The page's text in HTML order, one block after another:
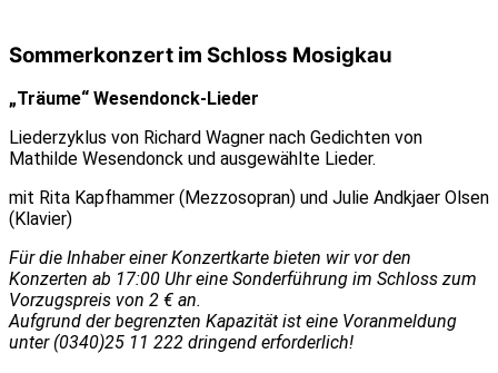
Sommerkonzert im Schloss Mosigkau
„Träume“ Wesendonck-Lieder
Liederzyklus von Richard Wagner nach Gedichten von
Mathilde Wesendonck und ausgewählte Lieder.
mit Rita Kapfhammer (Mezzosopran) und Julie Andkjaer Olsen
(Klavier)
Für die Inhaber einer Konzertkarte bieten wir vor den
Konzerten ab 17:00 Uhr eine Sonderführung im Schloss zum
Vorzugspreis von 2 € an.
Aufgrund der begrenzten Kapazität ist eine Voranmeldung
unter (0340)25 11 222 dringend erforderlich!